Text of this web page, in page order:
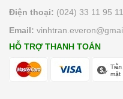
Điện thoại: (024) 33 11 95 11
Email:
HỖ TRỢ THANH TOÁN